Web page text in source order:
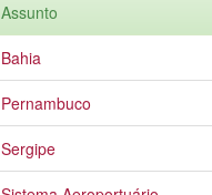
Assunto
Bahia
Pernambuco
Sergipe